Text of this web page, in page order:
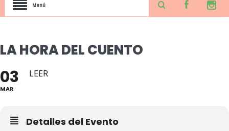
Menú
LA HORA DEL CUENTO
03
MAR
LEER
Detalles del Evento